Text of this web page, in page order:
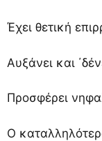
Έχει θετική
Αυξάνει και
Προσφέρει
Ο